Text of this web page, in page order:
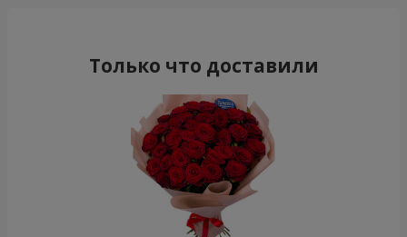
Только что доставили